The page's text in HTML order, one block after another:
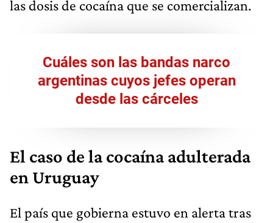
las dosis de cocaína que se comercializan.
Cuáles son las bandas narco
argentinas cuyos jefes operan
desde las cárceles
El caso de la cocaína adulterada
en Uruguay
El país que gobierna estuvo en alerta tras